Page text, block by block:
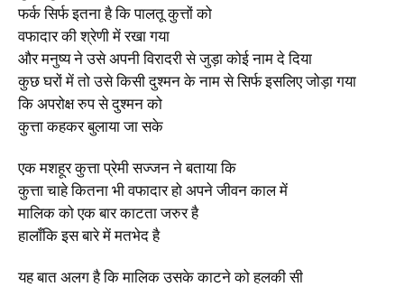
फर्क सिर्फ इतना है कि पालतू कुत्तों को
वफादार की श्रेणी में रखा गया
और मनुष्य ने उसे अपनी विरादरी से जुड़ा कोई नाम दे दिया
कुछ घरों में तो उसे किसी दुश्मन के नाम से सिर्फ इसलिए जोड़ा गया
कि अपरोक्ष रुप से दुश्मन को
कुत्ता कहकर बुलाया जा सके
एक मशहूर कुत्ता प्रेमी सज्जन ने बताया कि
कुत्ता चाहे कितना भी वफादार हो अपने जीवन काल में
मालिक को एक बार काटता जरुर है
हालाँकि इस बारे में मतभेद है
यह बात अलग है कि मालिक उसके काटने को हलकी सी